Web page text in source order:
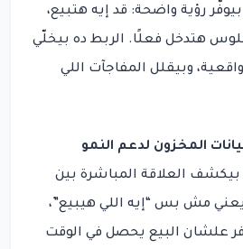
التحصيل، Raito-ERP بيوفّر رؤية واضحة: قد إيه هتبيع،
هتدخل فعلًا. الربط ده بيخلّي
وبيقلل المفاجآت اللي
المخزون لدعم النمو
بيكشف العلاقة المباشرة بين
مش بس “إيه اللي هيبيع”،
علشان البيع يحصل في الوقت